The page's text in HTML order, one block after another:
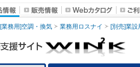
[業務用]空調・換気 業務用ロスナイ [別売]業設